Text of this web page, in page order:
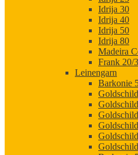
Idrija 30
Idrija 40
Idrija 50
Idrija 80
Madeira
Frank 20/3
Leinengarn
Barkonie